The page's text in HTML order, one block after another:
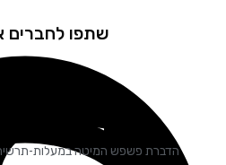
שתפו לחברים
הדברת פשפש המיטה במעלות-